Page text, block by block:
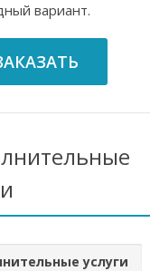
вариант.
услуги